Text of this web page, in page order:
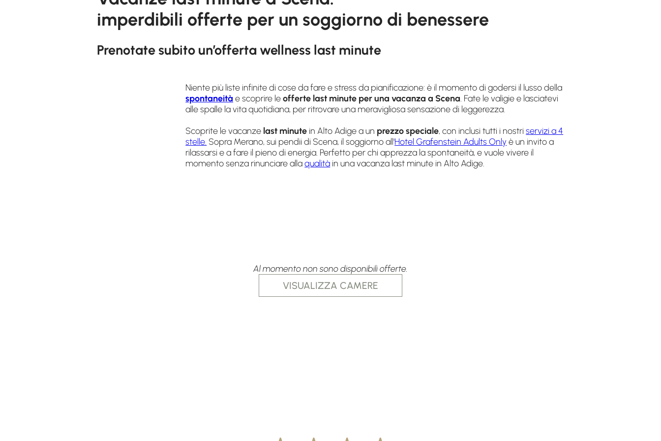
imperdibili offerte per un soggiorno di benessere
Prenotate subito un’offerta wellness last minute
Niente più liste infinite di cose da fare e stress da pianificazione: è il momento di godersi il lusso della
spontaneità e scoprire leofferte last minute per una vacanza a Scena. Fate le valigie e lasciatevi
alle spalle la vita quotidiana, per ritrovare una meravigliosa sensazione di leggerezza.
Scoprite le vacanze last minute in Alto Adige a un prezzo speciale, con inclusi tutti i nostriservizi a 4
stelle. Sopra Merano, sui pendii di Scena, il soggiorno all'Hotel Grafenstein Adults Onlyè un invito a
rilassarsi e a fare il pieno di energia. Perfetto per chi apprezza la spontaneità, e vuole vivere il
momento senza rinunciare allaqualità in una vacanza last minute in Alto Adige.
Al momento non sono disponibili offerte.
VISUALIZZA CAMERE